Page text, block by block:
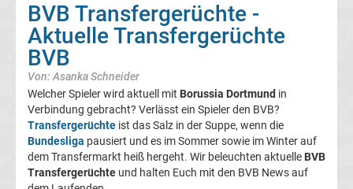
Heidenheim
1846
Transfergerüchte
1.
FC
BVB Transfergerüchte -
Aktuelle Transfergerüchte
BVB
Von: Asanka Schneider
Welcher Spieler wird aktuell mit Borussia Dortmund in
Verbindung gebracht? Verlässt ein Spieler den BVB?
Transfergerüchte ist das Salz in der Suppe, wenn die
Bundesliga pausiert und es im Sommer sowie im Winter auf
dem Transfermarkt heiß hergeht. Wir beleuchten aktuelle BVB
Transfergerüchte und halten Euch mit den BVB News auf